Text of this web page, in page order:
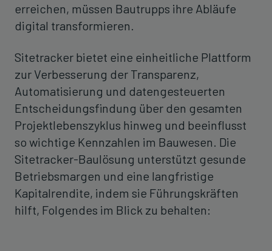
erreichen, müssen Bautrupps ihre Abläufe
digital transformieren.
Sitetracker bietet eine einheitliche Plattform
zur Verbesserung der Transparenz,
Automatisierung und datengesteuerten
Entscheidungsfindung über den gesamten
Projektlebenszyklus hinweg und beeinflusst
so wichtige Kennzahlen im Bauwesen. Die
Sitetracker-Baulösung unterstützt gesunde
Betriebsmargen und eine langfristige
Kapitalrendite, indem sie Führungskräften
hilft, Folgendes im Blick zu behalten: